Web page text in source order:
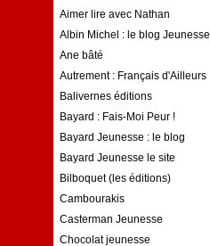
Aimer lire avec Nathan
Albin Michel : le blog Jeunesse
Ane bâté
Autrement : Français d'Ailleurs
Balivernes éditions
Bayard : Fais-Moi Peur !
Bayard Jeunesse : le blog
Bayard Jeunesse le site
Bilboquet (les éditions)
Cambourakis
Casterman Jeunesse
Chocolat jeunesse